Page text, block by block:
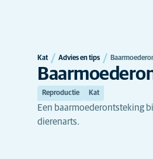
Kat Advies en tips
Reproductie Kat
Een baarmoederontsteking
dierenarts.